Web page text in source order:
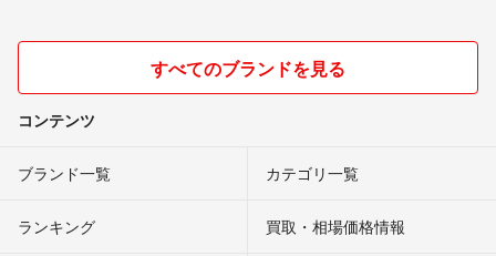
すべてのブランドを見る
コンテンツ
ブランド一覧 カテゴリ一覧
ランキング 買取・相場価格情報